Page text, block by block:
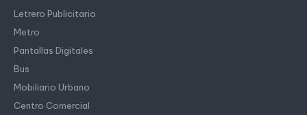
Letrero Publicitario
Metro
Pantallas Digitales
Bus
Mobiliario Urbano
Centro Comercial